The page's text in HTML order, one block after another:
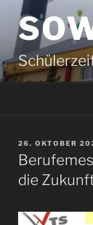
Inhalt
springen
AM
26. OKTOBER
die